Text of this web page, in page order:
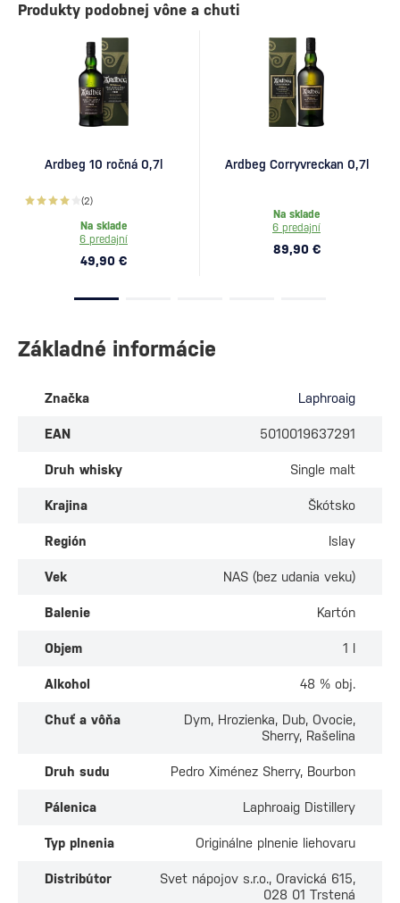
Produkty podobnej vône a chuti
Ardbeg 10 ročná 0,7l
(2)
Na sklade
6 predajní
49,90 €
Ardbeg Corryvreckan 0,7l
Na sklade
6 predajní
89,90 €
Základné informácie
Značka Laphroaig
EAN 5010019637291
Druh whisky Single malt
Krajina Škótsko
Región Islay
Vek NAS (bez udania veku)
Balenie Kartón
Objem 1 l
Alkohol 48 % obj.
Chuť a vôňa
Dym, Hrozienka, Dub, Ovocie,
Sherry, Rašelina
Druh sudu Pedro Ximénez Sherry, Bourbon
Pálenica Laphroaig Distillery
Typ plnenia Originálne plnenie liehovaru
Distribútor
Svet nápojov s.r.o., Oravická 615,
028 01 Trstená